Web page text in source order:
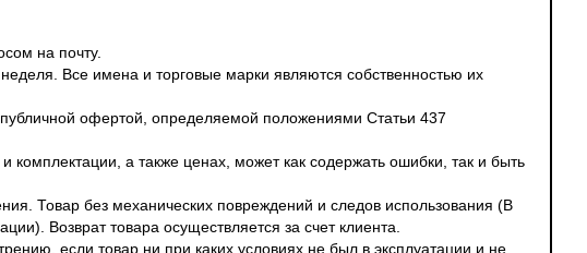
на почту.
Все имена и торговые марки являются собственностью их
офертой, определяемой положениями Статьи 437
а также ценах, может как содержать ошибки, так и быть
Товар без механических повреждений и следов использования (В
Возврат товара осуществляется за счет клиента.
если товар ни при каких условиях не был в эксплуатации и не